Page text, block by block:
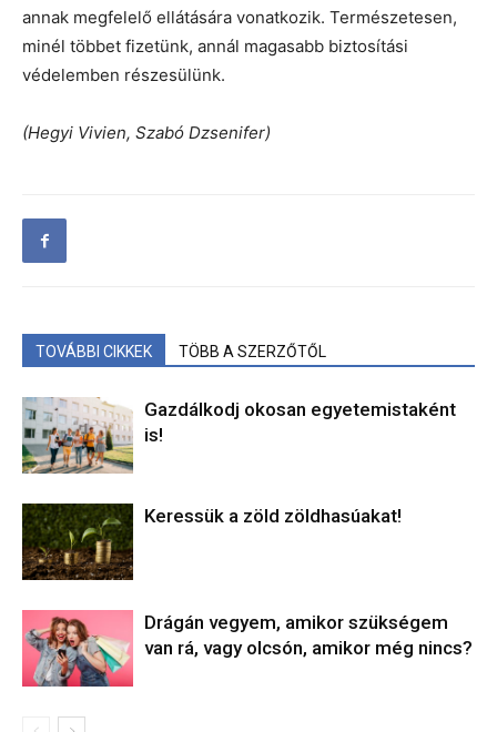
annak megfelelő ellátására vonatkozik. Természetesen,
minél többet fizetünk, annál magasabb biztosítási
védelemben részesülünk.
(Hegyi Vivien, Szabó Dzsenifer)
TOVÁBBI CIKKEK TÖBB A SZERZŐTŐL
Gazdálkodj okosan egyetemistaként
is!
Keressük a zöld zöldhasúakat!
Drágán vegyem, amikor szükségem
van rá, vagy olcsón, amikor még nincs?